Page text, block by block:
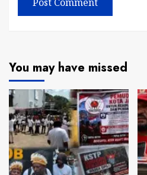
You may have missed